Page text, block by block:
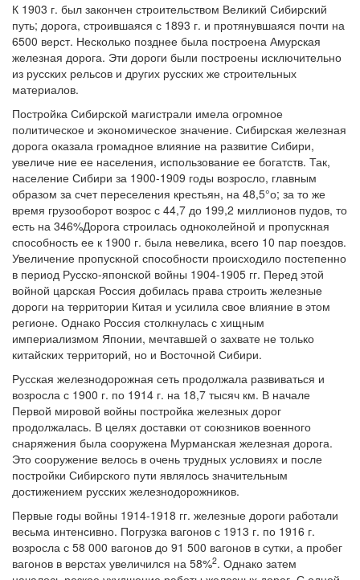
К 1903 г. был закончен строительством Великий Сибирский
путь; дорога, строившаяся с 1893 г. и протянувшаяся почти на
6500 верст. Несколько позднее была построена Амурская
железная дорога. Эти дороги были построены исключительно
из русских рельсов и других русских же строительных
материалов.
Постройка Сибирской магистрали имела огромное
политическое и экономическое значение. Сибирская железная
дорога оказала громадное влияние на развитие Сибири,
увеличе ние ее населения, использование ее богатств. Так,
население Сибири за 1900-1909 годы возросло, главным
образом за счет переселения крестьян, на 48,5°о; за то же
время грузооборот возрос с 44,7 до 199,2 миллионов пудов, то
есть на 346%Дорога строилась одноколейной и пропускная
способность ее к 1900 г. была невелика, всего 10 пар поездов.
Увеличение пропускной способности происходило постепенно
в период Русско-японской войны 1904-1905 гг. Перед этой
войной царская Россия добилась права строить железные
дороги на территории Китая и усилила свое влияние в этом
регионе. Однако Россия столкнулась с хищным
империализмом Японии, мечтавшей о захвате не только
китайских территорий, но и Восточной Сибири.
Русская железнодорожная сеть продолжала развиваться и
возросла с 1900 г. по 1914 г. на 18,7 тысяч км. В начале
Первой мировой войны постройка железных дорог
продолжалась. В целях доставки от союзников военного
снаряжения была сооружена Мурманская железная дорога.
Это сооружение велось в очень трудных условиях и после
постройки Сибирского пути являлось значительным
достижением русских железнодорожников.
Первые годы войны 1914-1918 гг. железные дороги работали
весьма интенсивно. Погрузка вагонов с 1913 г. по 1916 г.
возросла с 58 000 вагонов до 91 500 вагонов в сутки, а пробег
вагонов в верстах увеличился на 58%2. Однако затем